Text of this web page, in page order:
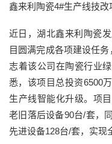
鑫来利陶瓷4#生产线技改
近日，湖北鑫来利陶瓷
目圆满完成各项建设任
志着该公司在陶瓷行业
悉，该项目总投资6500
生产线智能化升级。项
老旧落后设备90台/套，
先进设备128台/套，实现